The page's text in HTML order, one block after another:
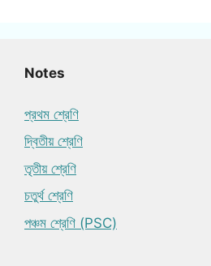
Notes
প্রথম শ্রেণি
দ্বিতীয় শ্রেণি
তৃতীয় শ্রেণি
চতুর্থ শ্রেণি
পঞ্চম শ্রেণি (PSC)